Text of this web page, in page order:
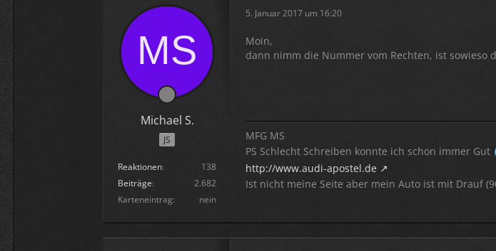
Michael S.
JS
Reaktionen
138
Beiträge
2.682
Karteneintrag
nein
5. Januar 2017 um 16:20
Moin,
dann nimm die Nummer vom Rechten, ist sowieso
MFG MS
PS Schlecht Schreiben konnte ich schon immer Gut
http://www.audi-apostel.de
Ist nicht meine Seite aber mein Auto ist mit Drauf